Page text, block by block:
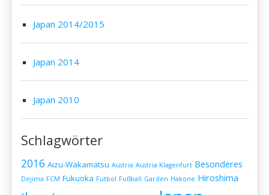
Japan 2014/2015
Japan 2014
Japan 2010
Schlagwörter
2016 Aizu-Wakamatsu Austria Austria Klagenfurt Besonderes
Dejima FCM Fukuoka Futbol Fußball Garden Hakone Hiroshima